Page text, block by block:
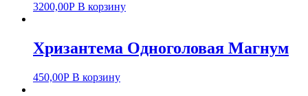
3200,00Р В корзину
Хризантема Одноголовая Магнум
450,00Р В корзину